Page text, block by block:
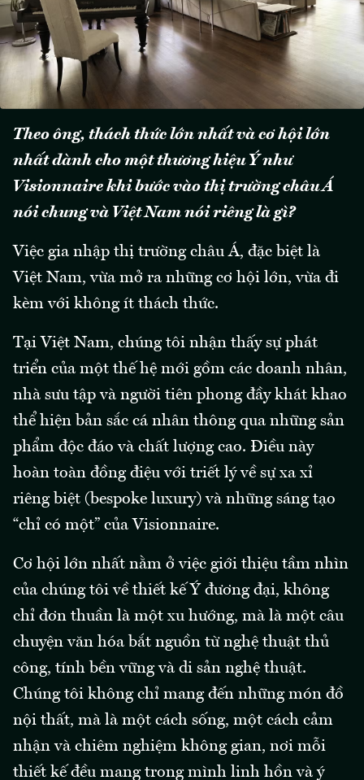
Theo ông, thách thức lớn nhất và cơ hội lớn
nhất dành cho một thương hiệu Ý như
Visionnaire khi bước vào thị trường châu Á
nói chung và Việt Nam nói riêng là gì?
Việc gia nhập thị trường châu Á, đặc biệt là
Việt Nam, vừa mở ra những cơ hội lớn, vừa đi
kèm với không ít thách thức.
Tại Việt Nam, chúng tôi nhận thấy sự phát
triển của một thế hệ mới gồm các doanh nhân,
nhà sưu tập và người tiên phong đầy khát khao
thể hiện bản sắc cá nhân thông qua những sản
phẩm độc đáo và chất lượng cao. Điều này
hoàn toàn đồng điệu với triết lý về sự xa xỉ
riêng biệt (bespoke luxury) và những sáng tạo
“chỉ có một” của Visionnaire.
Cơ hội lớn nhất nằm ở việc giới thiệu tầm nhìn
của chúng tôi về thiết kế Ý đương đại, không
chỉ đơn thuần là một xu hướng, mà là một câu
chuyện văn hóa bắt nguồn từ nghệ thuật thủ
công, tính bền vững và di sản nghệ thuật.
Chúng tôi không chỉ mang đến những món đồ
nội thất, mà là một cách sống, một cách cảm
nhận và chiêm nghiệm không gian, nơi mỗi
thiết kế đều mang trong mình linh hồn và ý